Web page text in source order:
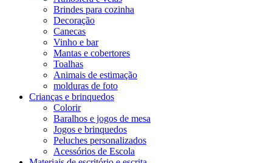
Brindes para cozinha
Decoração
Canecas
Vinho e bar
Mantas e cobertores
Toalhas
Animais de estimação
molduras de foto
Crianças e brinquedos
Colorir
Baralhos e jogos de mesa
Jogos e brinquedos
Peluches personalizados
Acessórios de Escola